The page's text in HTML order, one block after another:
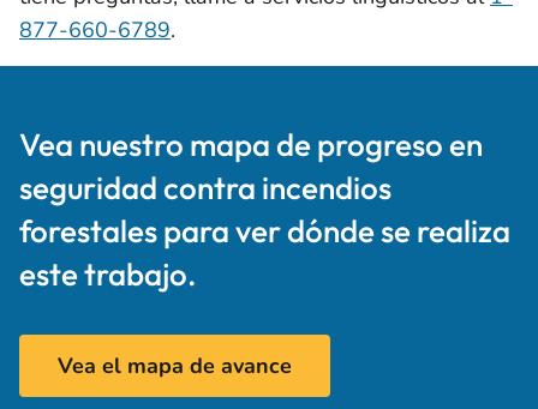
877-660-6789.
Vea nuestro mapa de progreso en
seguridad contra incendios
forestales para ver dónde se realiza
este trabajo.
Vea el mapa de avance